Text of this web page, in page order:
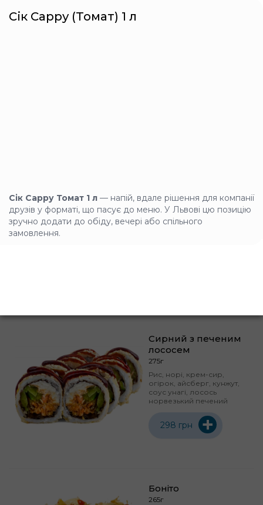
Сік Сарру (Томат) 1 л
Сік Сарру Томат 1 л — напій, вдале рішення для компанії
друзів у форматі, що пасує до меню. У Львові цю позицію
зручно додати до обіду, вечері або спільного
замовлення.
лососем
260г
Рис, норі, крем-сир,
лосось норвезький
Сирний з печеним
лососем
275г
Рис, норі, крем-сир,
огірок, айсберг, кунжут,
соус унагі, лосось
норвезький печений
298 грн +
Боніто
265г